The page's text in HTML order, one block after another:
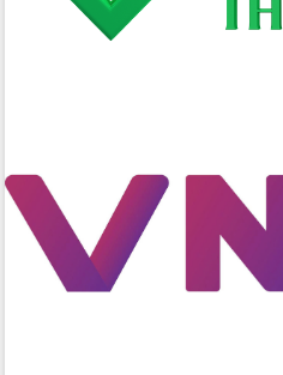
Phát động chiến dịch 30 ngày đêm
giải phóng mặt bằng Tuyến đường bộ
Đắk Lắk ký kết thỏa thuận hợp tác về
chuyển đổi số giai đoạn 2026 – 2030
với Tập đoàn Bưu chính Viễn thông
Việt Nam
Thứ trưởng Bộ Y tế làm việc với tỉnh
Đắk Lắk về phát triển nhân lực y tế